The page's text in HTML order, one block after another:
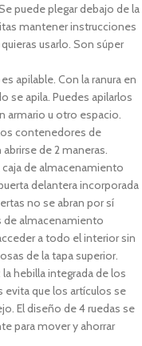
puede plegar debajo de la
mantener instrucciones
usarlo. Son súper
apilable. Con la ranura en
se apila. Puedes apilarlos
armario u otro espacio.
contenedores de
de 2 maneras.
caja de almacenamiento
delantera incorporada
no se abran por sí
de almacenamiento
a todo el interior sin
de la tapa superior.
hebilla integrada de los
que los artículos se
El diseño de 4 ruedas se
para mover y ahorrar